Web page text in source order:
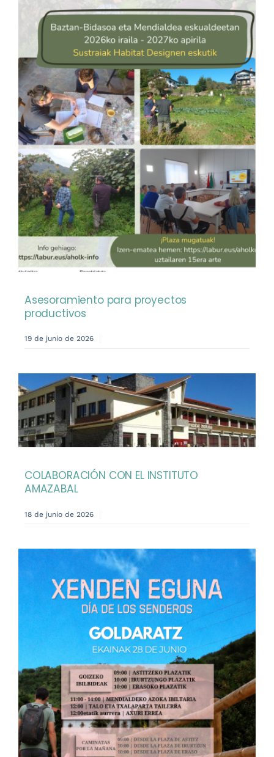
Asesoramiento para proyectos
productivos
19 de junio de 2026
COLABORACIÓN CON EL INSTITUTO
AMAZABAL
18 de junio de 2026